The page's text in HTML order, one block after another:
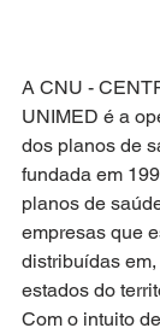
A CNU -
UNIMED é a
dos planos de
fundada em
planos de
empresas que
distribuídas
estados do
Com o intuito